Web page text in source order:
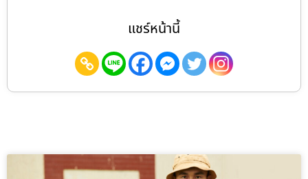
แชร์หน้านี้